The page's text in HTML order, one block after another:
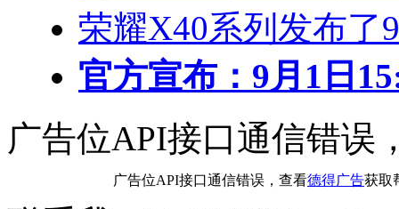
荣耀X40系列发布了
官方宣布：9月1日
广告位API接口通信错误
广告位API接口通信错误，查看德得广告获取